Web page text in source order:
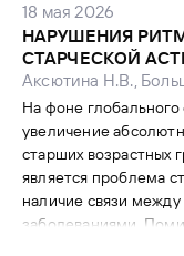
18 мая 2026
НАРУШЕНИЯ
СТАРЧЕСКОЙ
Аксютина Н.В.,
На фоне
увеличение
старших возрастных
является проблема
наличие связи
заболеваниями.